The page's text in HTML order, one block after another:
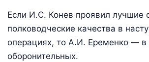
Если И.С. Конев проявил лучшие
полководческие качества в
операциях, то А.И. Еременко — в
оборонительных.